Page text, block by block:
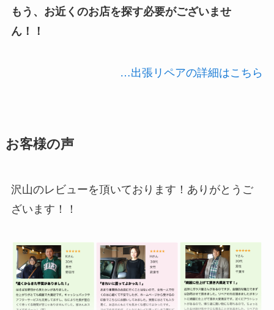
もう、お近くのお店を探す必要がございませ
ん！！
…出張リペアの詳細はこちら
お客様の声
沢山のレビューを頂いております！ありがとうご
ざいます！！